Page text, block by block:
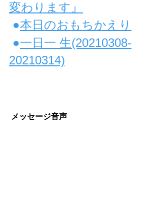
変わります』
●本日のおもちかえり
●一日一 生(20210308-
20210314)
メッセージ音声